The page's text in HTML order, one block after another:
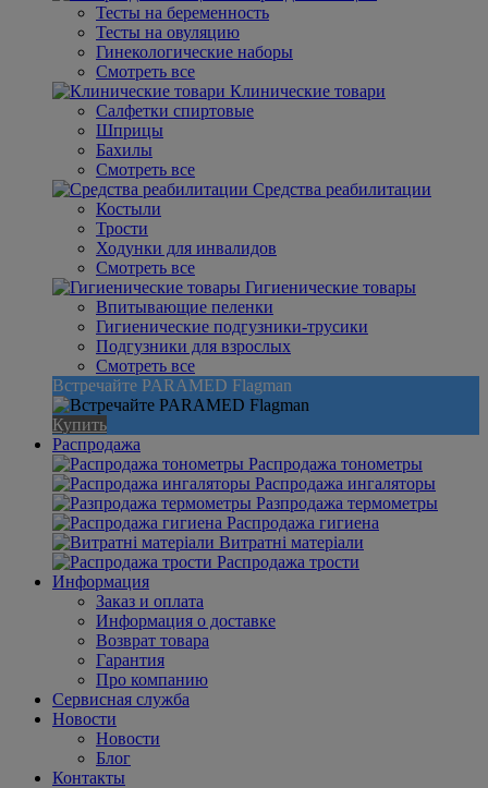
Тесты на беременность
Тесты на овуляцию
Гинекологические наборы
Смотреть все
Клинические товари
Салфетки спиртовые
Шприцы
Бахилы
Смотреть все
Средства реабилитации
Костыли
Трости
Ходунки для инвалидов
Смотреть все
Гигиенические товары
Впитывающие пеленки
Гигиенические подгузники-трусики
Подгузники для взрослых
Смотреть все
Встречайте PARAMED Flagman
Купить
Распродажа
Распродажа тонометры
Распродажа ингаляторы
Разпродажа термометры
Распродажа гигиена
Витратні матеріали
Распродажа трости
Информация
Заказ и оплата
Информация о доставке
Возврат товара
Гарантия
Про компанию
Сервисная служба
Новости
Новости
Блог
Контакты